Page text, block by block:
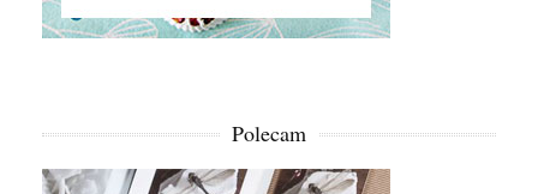
Polecam